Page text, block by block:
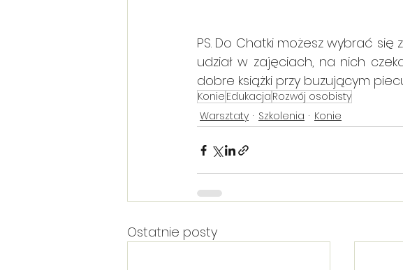
PS. Do Chatki możesz wybrać
udział w zajęciach, na nich
dobre książki przy buzującym
Konie Edukacja Rozwój osobisty
Warsztaty
Szkolenia Konie
Ostatnie posty